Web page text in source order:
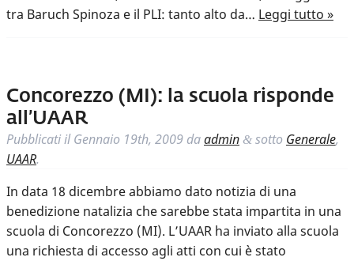
tra Baruch Spinoza e il PLI: tanto alto da… Leggi tutto »
Concorezzo (MI): la scuola risponde
all’UAAR
Pubblicati ilGennaio 19th, 2009 daadmin & sotto Generale,
UAAR.
In data 18 dicembre abbiamo dato notizia di una
benedizione natalizia che sarebbe stata impartita in una
scuola di Concorezzo (MI). L’UAAR ha inviato alla scuola
una richiesta di accesso agli atti con cui è stato